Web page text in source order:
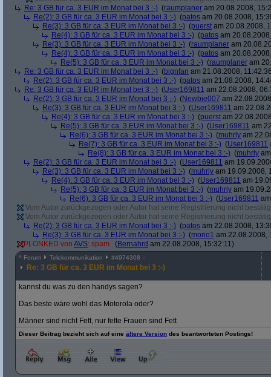
Re: 3 GB für ca. 3 EUR im Monat bei 3 :-) (raumplaner am 20.08.2008,
Re(2): 3 GB für ca. 3 EUR im Monat bei 3 :-) (patos am 20.08.2008,
Re(3): 3 GB für ca. 3 EUR im Monat bei 3 :-) (puerst am 20.08.2008,
Re(4): 3 GB für ca. 3 EUR im Monat bei 3 :-) (patos am
Re(3): 3 GB für ca. 3 EUR im Monat bei 3 :-) (raumplaner am
Re(4): 3 GB für ca. 3 EUR im Monat bei 3 :-) (patos am
Re(5): 3 GB für ca. 3 EUR im Monat bei 3 :-) (raumplaner am
Re: 3 GB für ca. 3 EUR im Monat bei 3 :-) (bignfan am 21.08.2008,
Re(2): 3 GB für ca. 3 EUR im Monat bei 3 :-) (patos am 21.08.2008,
Re: 3 GB für ca. 3 EUR im Monat bei 3 :-) (User169811 am 22.08.2008,
Re(2): 3 GB für ca. 3 EUR im Monat bei 3 :-) (Newbie007 am
Re(3): 3 GB für ca. 3 EUR im Monat bei 3 :-) (User169811 am
Re(4): 3 GB für ca. 3 EUR im Monat bei 3 :-) (puerst am
Re(5): 3 GB für ca. 3 EUR im Monat bei 3 :-) (User169811 am
Re(6): 3 GB für ca. 3 EUR im Monat bei 3 :-) (muhrly am
Re(7): 3 GB für ca. 3 EUR im Monat bei 3 :-) (User169811
Re(8): 3 GB für ca. 3 EUR im Monat bei 3 :-) (muhrly
Re(2): 3 GB für ca. 3 EUR im Monat bei 3 :-) (User169811 am
Re(3): 3 GB für ca. 3 EUR im Monat bei 3 :-) (muhrly am 19.09.2008,
Re(4): 3 GB für ca. 3 EUR im Monat bei 3 :-) (User169811 am
Re(5): 3 GB für ca. 3 EUR im Monat bei 3 :-) (muhrly am
Re(6): 3 GB für ca. 3 EUR im Monat bei 3 :-) (User169811
Vom Autor zurückgezogen oder Autor hat seine Registrierung nicht
Vom Autor zurückgezogen oder Autor hat seine Registrierung nicht
Re(2): 3 GB für ca. 3 EUR im Monat bei 3 :-) (patos am 22.08.2008,
Re(3): 3 GB für ca. 3 EUR im Monat bei 3 :-) (mono1 am 22.08.2008,
PLONKED von AVS: spam (Bernahrd am 22.08.2008, 15:32:11)
^ Forum Telekommunikation #4974308
Re: 3 GB für ca. 3 EUR im Monat bei 3 :-)
kannst du was zu den handys sagen?
Das beste wäre wohl das Motorola oder?
Männer sind nicht Fett, nur fette Frauen sind Fett
Dieser Beitrag bezieht sich auf eine ältere Version des beantworteten Postings!